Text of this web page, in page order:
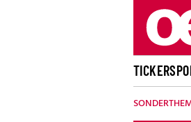
TICKER